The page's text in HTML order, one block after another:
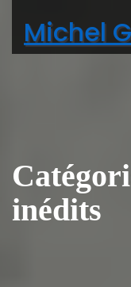
Michel
inédits